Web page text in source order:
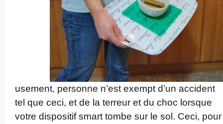
usement, personne n’est exempt d’un accident
tel que ceci, et de la terreur et du choc lorsque
votre dispositif smart tombe sur le sol. Ceci, pour